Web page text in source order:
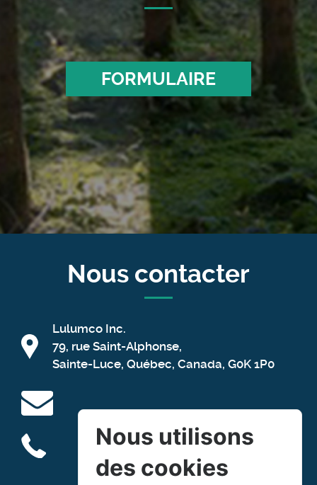
FORMULAIRE
Nous contacter
Lulumco Inc.
79, rue Saint-Alphonse,
Sainte-Luce, Québec, Canada, G0K 1P0
Nous utilisons
des cookies